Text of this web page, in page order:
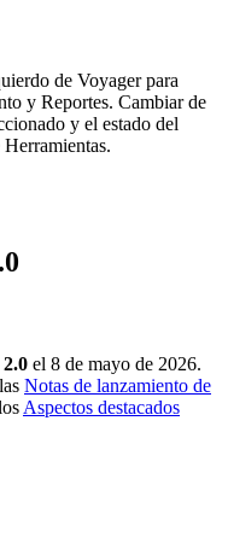
de Voyager para
y Reportes. Cambiar de
y el estado del
el 8 de mayo de 2026.
Notas de lanzamiento de
Aspectos destacados